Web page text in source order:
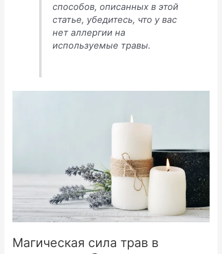
способов, описанных в этой
статье, убедитесь, что у вас
нет аллергии на
используемые травы.
Магическая сила трав в